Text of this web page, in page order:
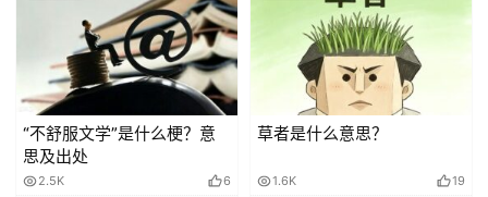
“不舒服文学”是什么梗？意
思及出处
2.5K 6
草者是什么意思？
1.6K 19